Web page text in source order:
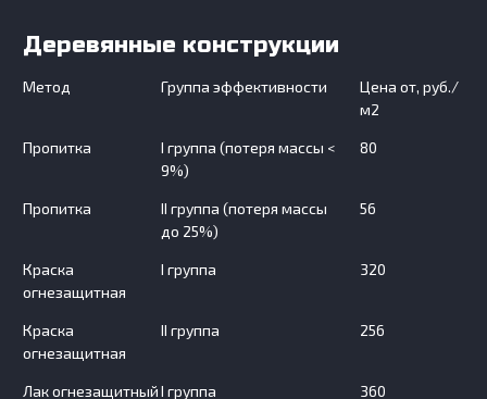
Деревянные конструкции
Метод Группа эффективности
Цена от, руб./
м2
Пропитка
I группа (потеря массы <
9%)
80
Пропитка
II группа (потеря массы
до 25%)
56
Краска
огнезащитная
I группа 320
Краска
огнезащитная
II группа 256
Лак огнезащитныйI группа 360